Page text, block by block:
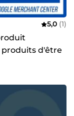
5,0 (1)
d'être